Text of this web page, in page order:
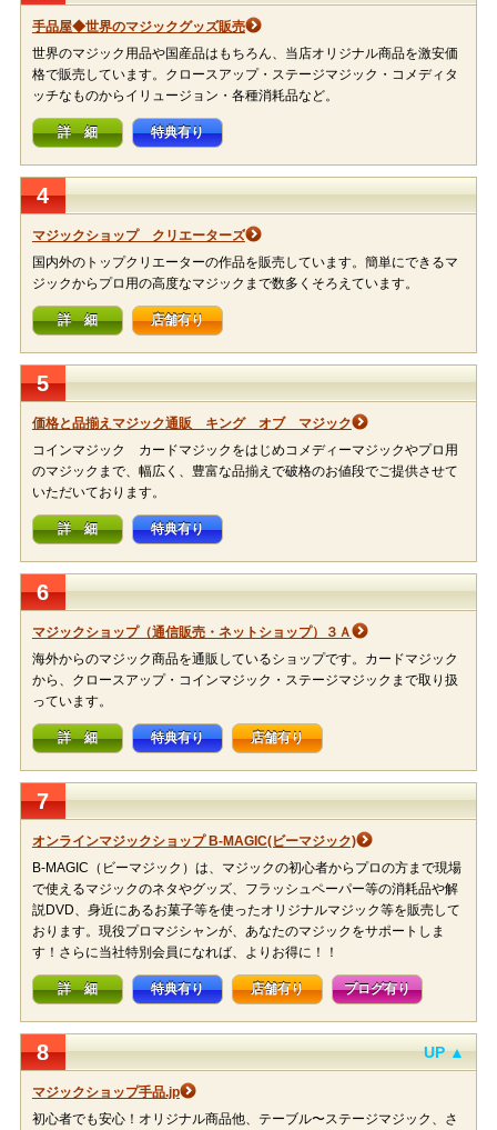
手品屋◆世界のマジックグッズ販売
世界のマジック用品や国産品はもちろん、当店オリジナル商品を激安価
格で販売しています。クロースアップ・ステージマジック・コメディタ
ッチなものからイリュージョン・各種消耗品など。
詳 細 特典有り
4
マジックショップ クリエーターズ
国内外のトップクリエーターの作品を販売しています。簡単にできるマ
ジックからプロ用の高度なマジックまで数多くそろえています。
詳 細 店舗有り
5
価格と品揃えマジック通販 キング オブ マジック
コインマジック カードマジックをはじめコメディーマジックやプロ用
のマジックまで、幅広く、豊富な品揃えで破格のお値段でご提供させて
いただいております。
詳 細 特典有り
6
マジックショップ（通信販売・ネットショップ）３Ａ
海外からのマジック商品を通販しているショップです。カードマジック
から、クロースアップ・コインマジック・ステージマジックまで取り扱
っています。
詳 細 特典有り 店舗有り
7
オンラインマジックショップ B-MAGIC(ビーマジック)
B-MAGIC（ビーマジック）は、マジックの初心者からプロの方まで現場
で使えるマジックのネタやグッズ、フラッシュペーパー等の消耗品や解
説DVD、身近にあるお菓子等を使ったオリジナルマジック等を販売して
おります。現役プロマジシャンが、あなたのマジックをサポートしま
す！さらに当社特別会員になれば、よりお得に！！
詳 細 特典有り 店舗有り ブログ有り
8 UP ▲
マジックショップ手品.jp
初心者でも安心！オリジナル商品他、テーブル〜ステージマジック、さ